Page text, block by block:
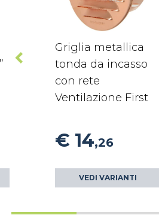
Griglia metallica
tonda da incasso
con rete
Ventilazione First
€ 14,26
VEDI VARIANTI